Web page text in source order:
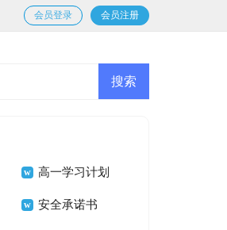
会员登录 会员注册
高一学习计划
安全承诺书